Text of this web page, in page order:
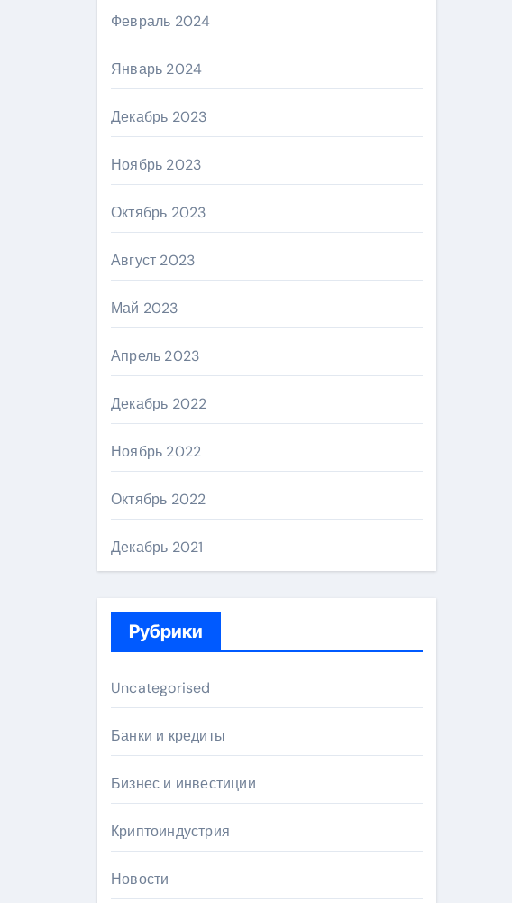
Февраль 2024
Январь 2024
Декабрь 2023
Ноябрь 2023
Октябрь 2023
Август 2023
Май 2023
Апрель 2023
Декабрь 2022
Ноябрь 2022
Октябрь 2022
Декабрь 2021
Рубрики
Uncategorised
Банки и кредиты
Бизнес и инвестиции
Криптоиндустрия
Новости